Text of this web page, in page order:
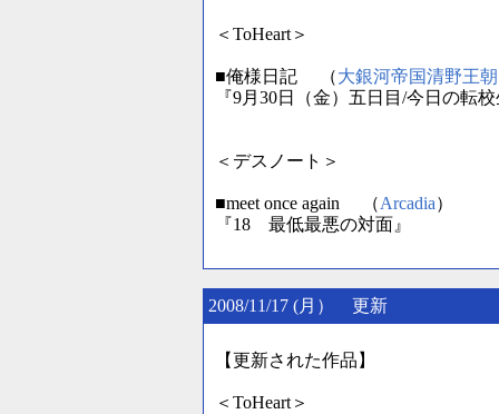
＜ToHeart＞
■俺様日記 （大銀河帝国清野王朝
『9月30日（金）五日目/今日の転
＜デスノート＞
■meet once again （Arcadia）
『18 最低最悪の対面』
2008/11/17 (月） 更新
【更新された作品】
＜ToHeart＞